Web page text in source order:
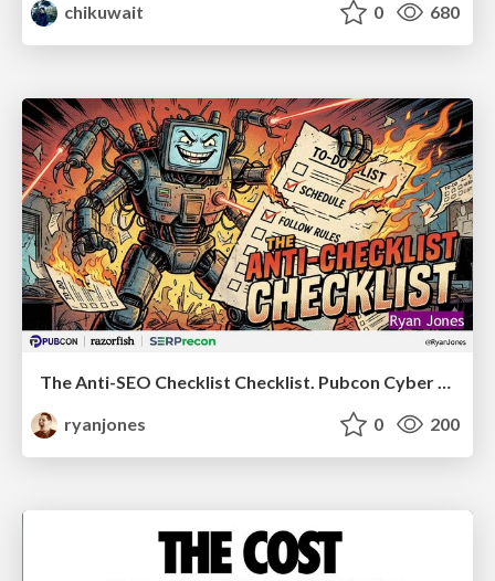
chikuwait
0 680
ryanjones
0 200